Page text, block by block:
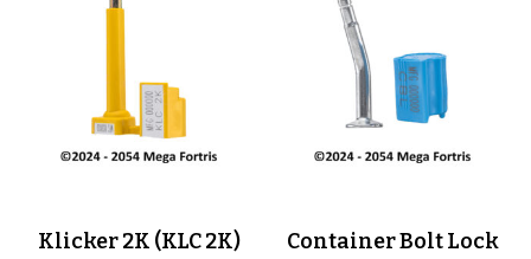
Klicker 2K (KLC 2K)
Container Bolt Lock